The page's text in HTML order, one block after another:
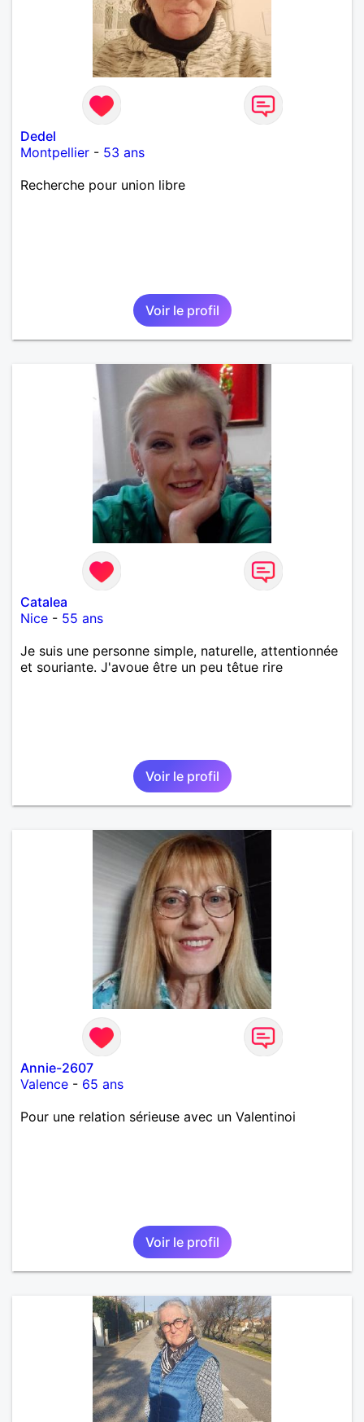
Dedel
Montpellier - 53 ans
Recherche pour union libre
Voir le profil
Catalea
Nice - 55 ans
Je suis une personne simple, naturelle, attentionnée
et souriante. J'avoue être un peu têtue rire
Voir le profil
Annie-2607
Valence - 65 ans
Pour une relation sérieuse avec un Valentinoi
Voir le profil